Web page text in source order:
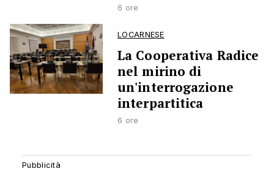
6 ore
LOCARNESE
La Cooperativa Radice
nel mirino di
un'interrogazione
interpartitica
6 ore